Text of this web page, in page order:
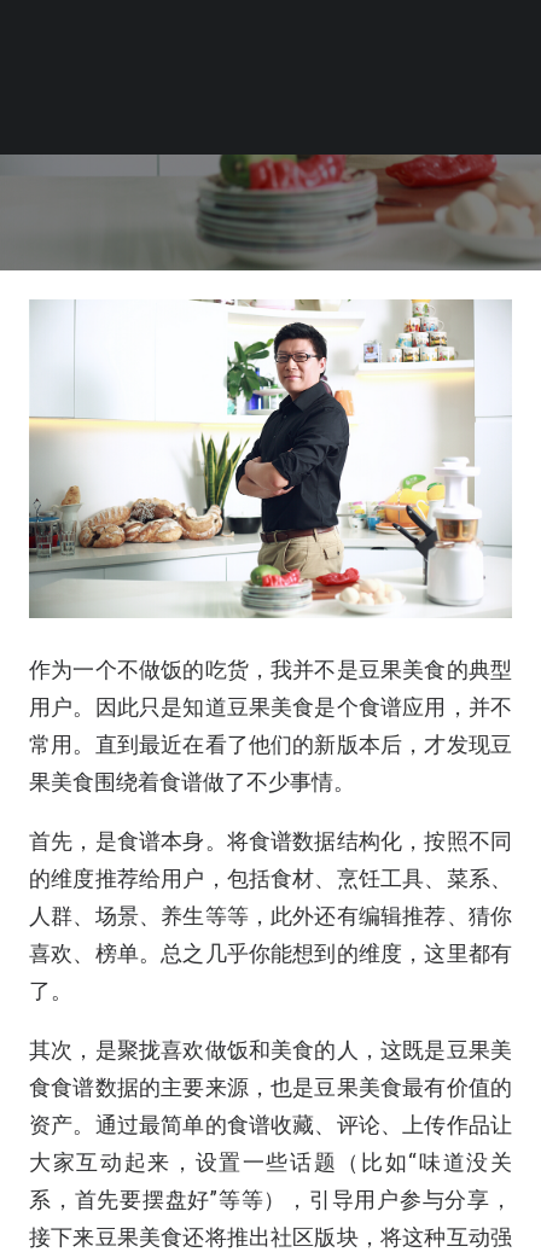
作为一个不做饭的吃货，我并不是豆果美食的典型
用户。因此只是知道豆果美食是个食谱应用，并不
常用。直到最近在看了他们的新版本后，才发现豆
果美食围绕着食谱做了不少事情。
首先，是食谱本身。将食谱数据结构化，按照不同
的维度推荐给用户，包括食材、烹饪工具、菜系、
人群、场景、养生等等，此外还有编辑推荐、猜你
喜欢、榜单。总之几乎你能想到的维度，这里都有
了。
其次，是聚拢喜欢做饭和美食的人，这既是豆果美
食食谱数据的主要来源，也是豆果美食最有价值的
资产。通过最简单的食谱收藏、评论、上传作品让
大家互动起来，设置一些话题（比如“味道没关
系，首先要摆盘好”等等），引导用户参与分享，
接下来豆果美食还将推出社区版块，将这种互动强